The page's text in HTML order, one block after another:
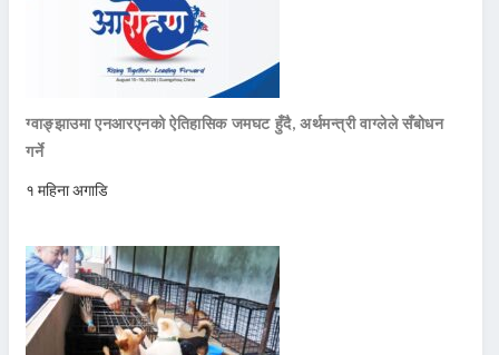
ग्वाङ्झाउमा एनआरएनको ऐतिहासिक जमघट हुँदै, अर्थमन्त्री वाग्लेले सँबोधन
गर्ने
१ महिना अगाडि